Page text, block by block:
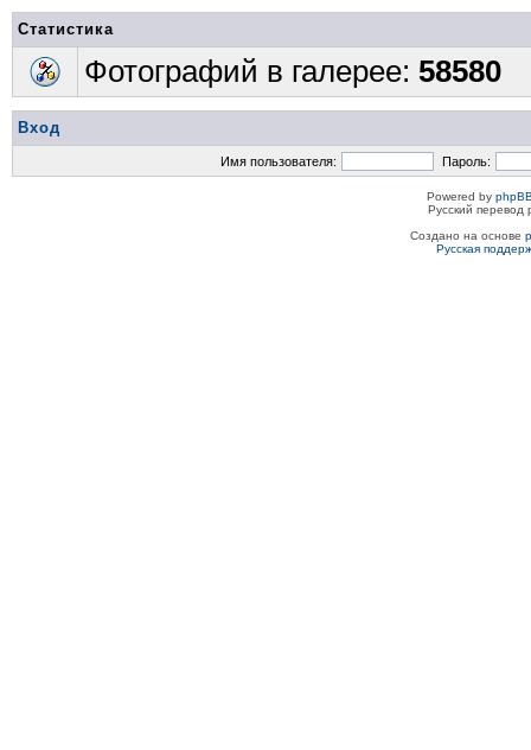
Статистика
Фотографий в галерее: 58580
Вход
Имя пользователя: Пароль:
Powered by
Русский
Создано на основе
Русская